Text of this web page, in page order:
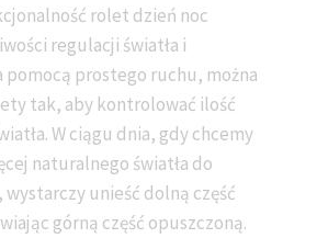
rolet dzień noc
regulacji światła i
pomocą prostego ruchu, można
tak, aby kontrolować ilość
W ciągu dnia, gdy chcemy
naturalnego światła do
wystarczy unieść dolną część
górną część opuszczoną.